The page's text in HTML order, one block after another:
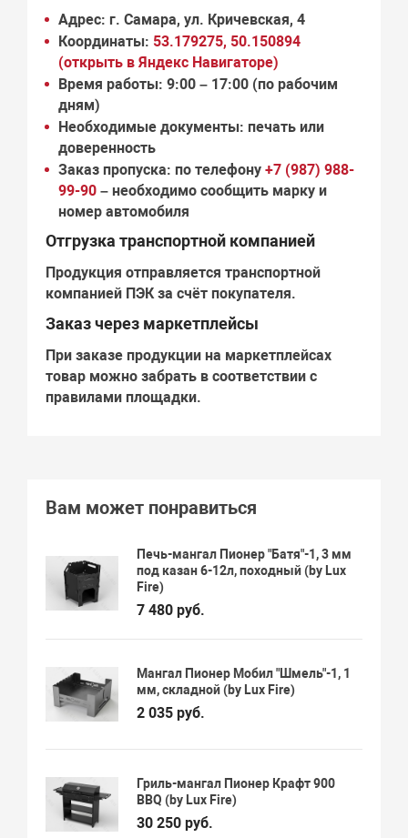
Адрес: г. Самара, ул. Кричевская, 4
Координаты: 53.179275, 50.150894
(открыть в Яндекс Навигаторе)
Время работы: 9:00 – 17:00 (по рабочим
дням)
Необходимые документы: печать или
доверенность
Заказ пропуска: по телефону+7 (987) 988-
99-90 – необходимо сообщить марку и
номер автомобиля
Отгрузка транспортной компанией
Продукция отправляется транспортной
компанией ПЭКза счёт покупателя.
Заказ через маркетплейсы
При заказе продукции на маркетплейсах
товар можно забрать в соответствии с
правилами площадки.
Вам может понравиться
Печь-мангал Пионер "Батя"-1, 3 мм
под казан 6-12л, походный (by Lux
Fire)
7 480 руб.
Мангал Пионер Мобил "Шмель"-1, 1
мм, складной (by Lux Fire)
2 035 руб.
Гриль-мангал Пионер Крафт 900
BBQ (by Lux Fire)
30 250 руб.